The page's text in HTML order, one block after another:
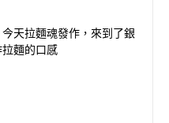
天拉麵魂發作，來到了銀
麵的口感